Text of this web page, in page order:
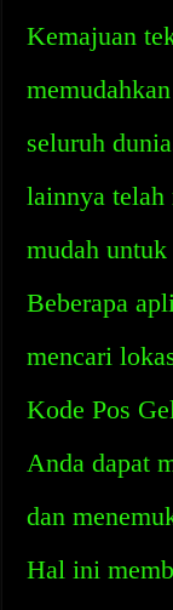
Kemajuan
seluruh
lainnya telah
mudah
Beberapa
mencari
Kode Pos
Anda dapat
dan
Hal ini